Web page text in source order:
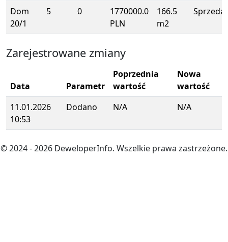
Dom
20/1
5 0
1770000.0
PLN
166.5
m2
Zarejestrowane zmiany
Data Parametr
Poprzednia
wartość
Nowa
wartość
11.01.2026
10:53
Dodano N/A N/A
© 2024- 2026 DeweloperInfo. Wszelkie prawa zastrzeżone.